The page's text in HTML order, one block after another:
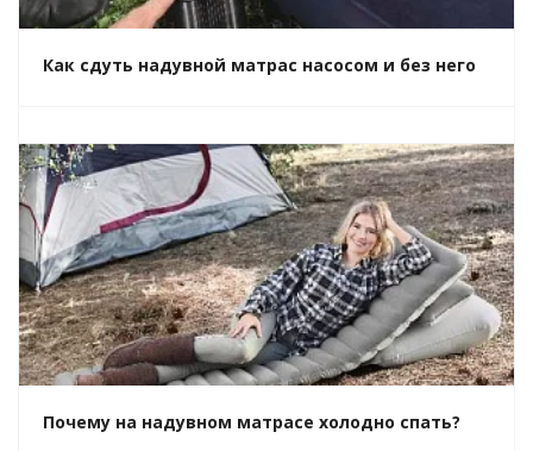
Как сдуть надувной матрас насосом и без него
Почему на надувном матрасе холодно спать?